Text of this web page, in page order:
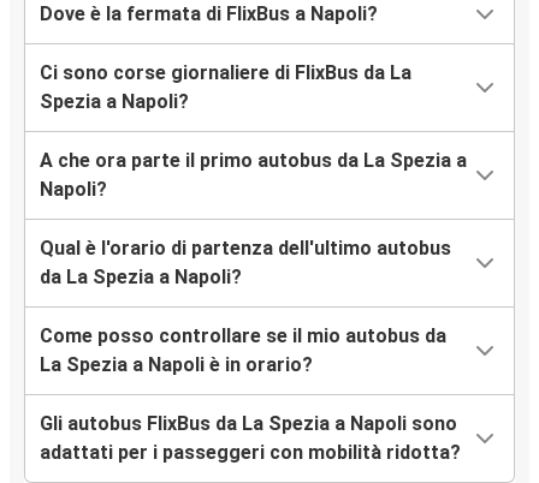
Dove è la fermata di FlixBus a Napoli?
Ci sono corse giornaliere di FlixBus da La
Spezia a Napoli?
A che ora parte il primo autobus da La Spezia a
Napoli?
Qual è l'orario di partenza dell'ultimo autobus
da La Spezia a Napoli?
Come posso controllare se il mio autobus da
La Spezia a Napoli è in orario?
Gli autobus FlixBus da La Spezia a Napoli sono
adattati per i passeggeri con mobilità ridotta?